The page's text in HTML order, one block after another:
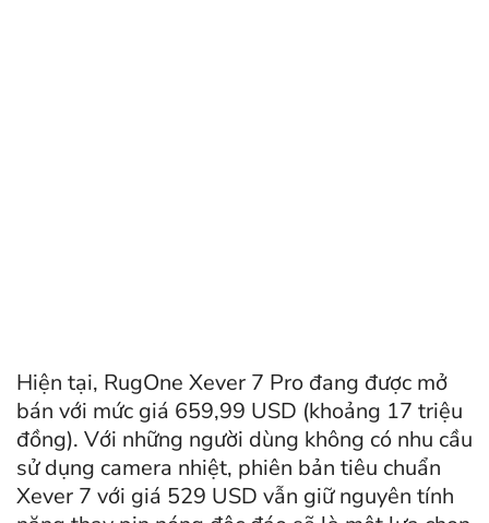
Hiện tại, RugOne Xever 7 Pro đang được mở
bán với mức giá 659,99 USD (khoảng 17 triệu
đồng). Với những người dùng không có nhu cầu
sử dụng camera nhiệt, phiên bản tiêu chuẩn
Xever 7 với giá 529 USD vẫn giữ nguyên tính